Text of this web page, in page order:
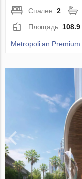
Спален:2
Площадь: 108.9
Metropolitan